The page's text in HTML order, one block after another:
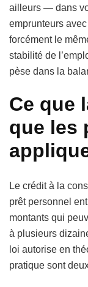
ailleurs — dans
emprunteurs
forcément le
stabilité de
pèse dans la
Ce que
que les
Le crédit à la
prêt personnel
montants qui
à plusieurs
loi autorise en
pratique sont